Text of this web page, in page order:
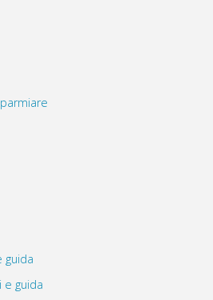
guida
e guida